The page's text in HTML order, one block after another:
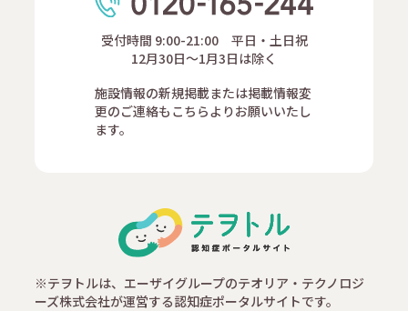
受付時間 9:00-21:00 平日・土日祝
12月30日～1月3日は除く
施設情報の新規掲載または掲載情報変
更のご連絡もこちらよりお願いいたし
ます。
※テヲトルは、エーザイグループのテオリア・テクノロジ
ーズ株式会社が運営する認知症ポータルサイトです。